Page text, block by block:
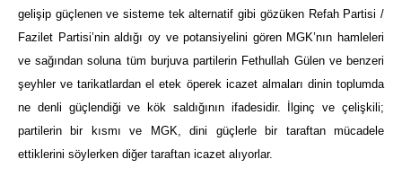
gelişip güçlenen ve sisteme tek alternatif gibi gözüken Refah Partisi /
Fazilet Partisi’nin aldığı oy ve potansiyelini gören MGK’nın hamleleri
ve sağından soluna tüm burjuva partilerin Fethullah Gülen ve benzeri
şeyhler ve tarikatlardan el etek öperek icazet almaları dinin toplumda
ne denli güçlendiği ve kök saldığının ifadesidir. İlginç ve çelişkili;
partilerin bir kısmı ve MGK, dini güçlerle bir taraftan mücadele
ettiklerini söylerken diğer taraftan icazet alıyorlar.